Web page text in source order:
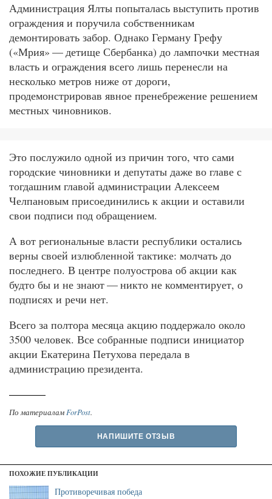
Администрация Ялты попыталась выступить против
ограждения и поручила собственникам
демонтировать забор. Однако Герману Грефу
(«Мрия» — детище Сбербанка) до лампочки местная
власть и ограждения всего лишь перенесли на
несколько метров ниже от дороги,
продемонстрировав явное пренебрежение решением
местных чиновников.
Это послужило одной из причин того, что сами
городские чиновники и депутаты даже во главе с
тогдашним главой администрации Алексеем
Челпановым присоединились к акции и оставили
свои подписи под обращением.
А вот региональные власти республики остались
верны своей излюбленной тактике: молчать до
последнего. В центре полуострова об акции как
будто бы и не знают — никто не комментирует, о
подписях и речи нет.
Всего за полтора месяца акцию поддержало около
3500 человек. Все собранные подписи инициатор
акции Екатерина Петухова передала в
администрацию президента.
По материаламForPost.
НАПИШИТЕ ОТЗЫВ
ПОХОЖИЕ ПУБЛИКАЦИИ
Противоречивая победа